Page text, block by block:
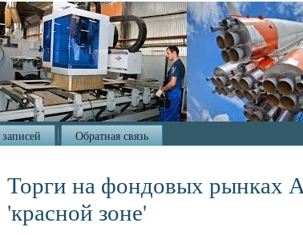
Обратная связь
Торги на фондовых рынках
'красной зоне'